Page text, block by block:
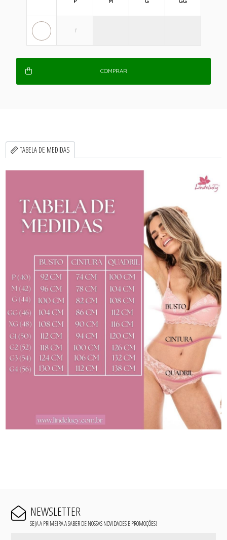
COMPRAR
TABELA DE MEDIDAS
NEWSLETTER
SEJA A PRIMEIRA A SABER DE NOSSAS NOVIDADES E PROMOÇÕES!